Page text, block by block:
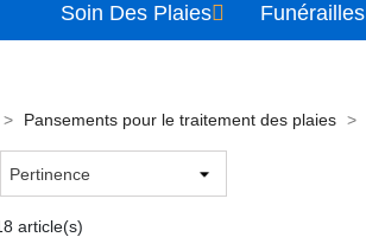
Soin Des Plaies
Funérailles
Pansements pour le traitement des plaies
article(s)